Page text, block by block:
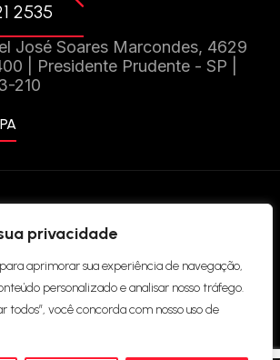
privacidade
aprimorar sua experiência de navegação,
personalizado e analisar nosso tráfego.
todos”, você concorda com nosso uso de
2535
José Soares Marcondes, 4629
| Presidente Prudente - SP |
210
RESERVADOS. CRIAÇÃO DE SITES:
POLÍTICA DE PRIVACIDADE